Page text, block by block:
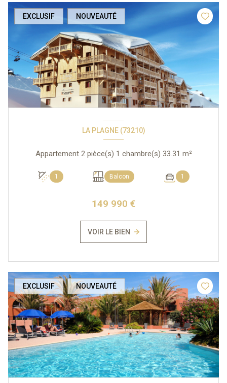
EXCLUSIF NOUVEAUTÉ
LA PLAGNE (73210)
Appartement 2 pièce(s) 1 chambre(s) 33.31 m²
1 Balcon 1
149 990 €
VOIR LE BIEN
EXCLUSIF NOUVEAUTÉ